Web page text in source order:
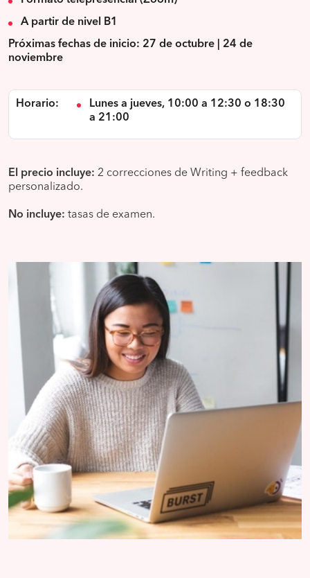
A partir de nivel B1
Próximas fechas de inicio: 27 de octubre | 24 de
noviembre
Horario:
Lunes a jueves, 10:00 a 12:30 o 18:30
a 21:00
El precio incluye: 2 correcciones de Writing + feedback
personalizado.
No incluye: tasas de examen.